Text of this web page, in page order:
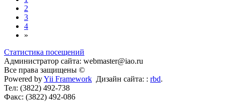
2
3
4
»
Статистика посещений
Администратор сайта: webmaster@iao.ru
Все права защищены ©
Powered byYii Framework Дизайн сайта: : rbd.
Тел: (3822) 492-738
Факс: (3822) 492-086